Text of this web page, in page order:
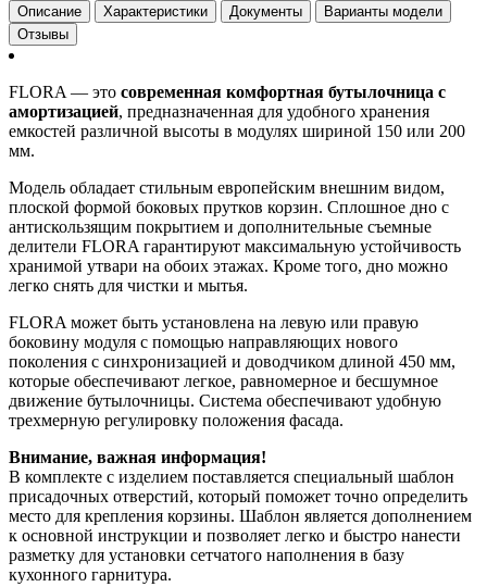
Описание Характеристики Документы
Варианты модели
Отзывы
FLORA — это современная комфортная бутылочница с
амортизацией, предназначенная для удобного хранения
емкостей различной высоты в модулях шириной 150 или 200
мм.
Модель обладает стильным европейским внешним видом,
плоской формой боковых прутков корзин. Сплошное дно с
антискользящим покрытием и дополнительные съемные
делители FLORA гарантируют максимальную устойчивость
хранимой утвари на обоих этажах. Кроме того, дно можно
легко снять для чистки и мытья.
FLORA может быть установлена на левую или правую
боковину модуля с помощью направляющих нового
поколения с синхронизацией и доводчиком длиной 450 мм,
которые обеспечивают легкое, равномерное и бесшумное
движение бутылочницы. Система обеспечивают удобную
трехмерную регулировку положения фасада.
Внимание, важная информация!
В комплекте с изделием поставляется специальный шаблон
присадочных отверстий, который поможет точно определить
место для крепления корзины. Шаблон является дополнением
к основной инструкции и позволяет легко и быстро нанести
разметку для установки сетчатого наполнения в базу
кухонного гарнитура.